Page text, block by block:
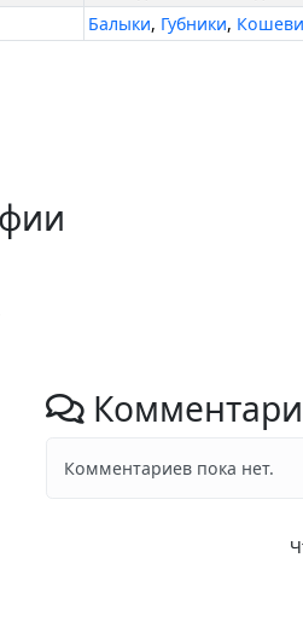
Балыки, Губники,
Комментариев пока нет.